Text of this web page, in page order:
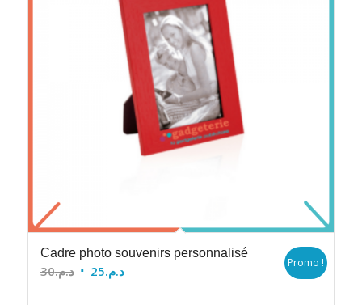
Cadre photo souvenirs personnalisé
د.م.30
Le
د.م.25
Le
Promo !